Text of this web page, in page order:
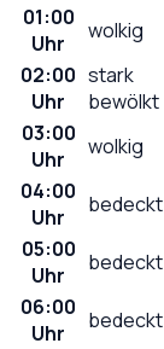
01:00
Uhr
wolkig
02:00
Uhr
stark
bewölkt
03:00
Uhr
wolkig
04:00
Uhr
bedeckt
05:00
Uhr
bedeckt
06:00
Uhr
bedeckt